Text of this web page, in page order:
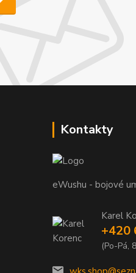
Kontakty
eWushu - bojové
Karel
+420
(Po-Pá,